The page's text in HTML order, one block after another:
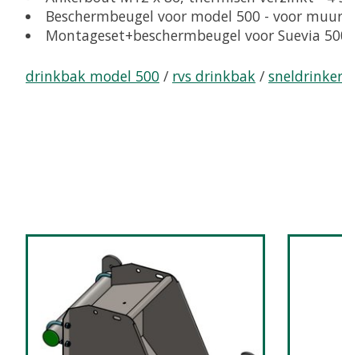
Beschermbeugel voor model 500 - voor
Montageset+beschermbeugel voor Suevia
drinkbak model 500 / rvs drinkbak / sneldrinker
Items van productcarrousel